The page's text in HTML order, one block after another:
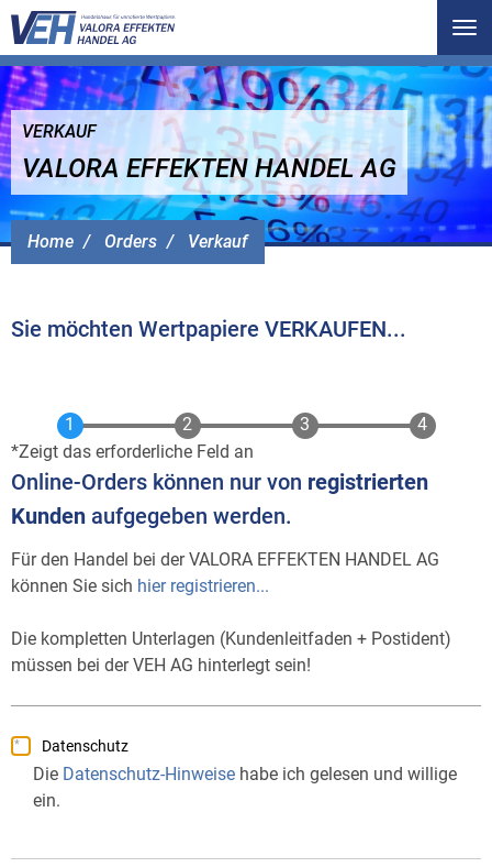
Home Orders Verkauf
VERKAUF
VALORA EFFEKTEN HANDEL AG
Sie möchten Wertpapiere VERKAUFEN...
Zeigt das erforderliche Feld an
Online-Orders können nur von registrierten
Kunden aufgegeben werden.
Für den Handel bei der VALORA EFFEKTEN HANDEL AG
können Sie sich hier registrieren...
Die kompletten Unterlagen (Kundenleitfaden + Postident)
müssen bei der VEH AG hinterlegt sein!
Datenschutz
Die Datenschutz-Hinweise habe ich gelesen und willige
ein.